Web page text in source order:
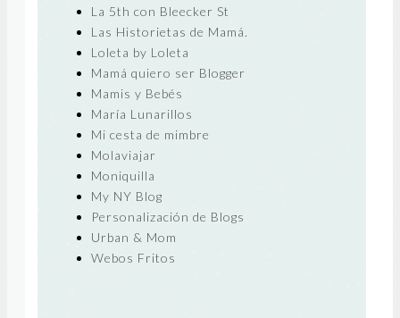
La 5th con Bleecker St
Las Historietas de Mamá.
Loleta by Loleta
Mamá quiero ser Blogger
Mamis y Bebés
María Lunarillos
Mi cesta de mimbre
Molaviajar
Moniquilla
My NY Blog
Personalización de Blogs
Urban & Mom
Webos Fritos